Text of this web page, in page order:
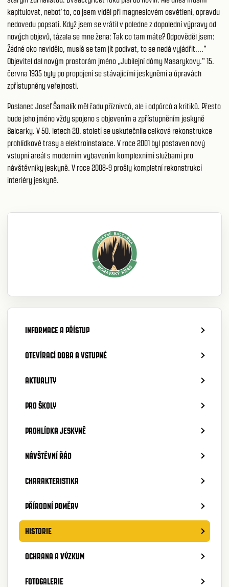
kapitulovat, neboť to, co jsem viděl při magnesiovém osvětlení, opravdu
nedovedu popsati. Když jsem se vrátil v poledne z dopolední výpravy od
nových objevů, tázala se mne žena: Tak co tam máte? Odpověděl jsem:
Žádné oko nevidělo, musíš se tam jít podívat, to se nedá vyjádřit...."
Objevitel dal novým prostorám jméno „Jubilejní dómy Masarykovy." 15.
června 1935 byly po propojení se stávajícími jeskyněmi a úpravách
zpřístupněny veřejnosti.
Poslanec Josef Šamalík měl řadu příznivců, ale i odpůrců a kritiků. Přesto
bude jeho jméno vždy spojeno s objevením a zpřístupněním jeskyně
Balcarky. V 50. letech 20. století se uskutečnila celková rekonstrukce
prohlídkové trasy a elektroinstalace. V roce 2001 byl postaven nový
vstupní areál s moderním vybavením komplexními službami pro
návštěvníky jeskyně. V roce 2008-9 prošly kompletní rekonstrukcí
interiéry jeskyně.
INFORMACE A PŘÍSTUP
OTEVÍRACÍ DOBA A VSTUPNÉ
AKTUALITY
PRO ŠKOLY
PROHLÍDKA JESKYNĚ
NÁVŠTĚVNÍ ŘÁD
CHARAKTERISTIKA
PŘÍRODNÍ POMĚRY
HISTORIE
OCHRANA A VÝZKUM
FOTOGALERIE